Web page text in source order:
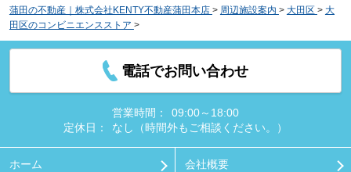
蒲田の不動産｜株式会社KENTY不動産蒲田本店 > 周辺施設案内 > 大田区 > 大
田区のコンビニエンスストア >
電話でお問い合わせ
営業時間：
09:00～18:00
定休日：
なし（時間外もご相談ください。）
ホーム 会社概要